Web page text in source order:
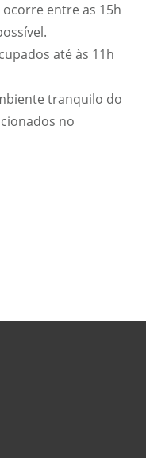
entre as 15h
até às 11h
tranquilo do
no